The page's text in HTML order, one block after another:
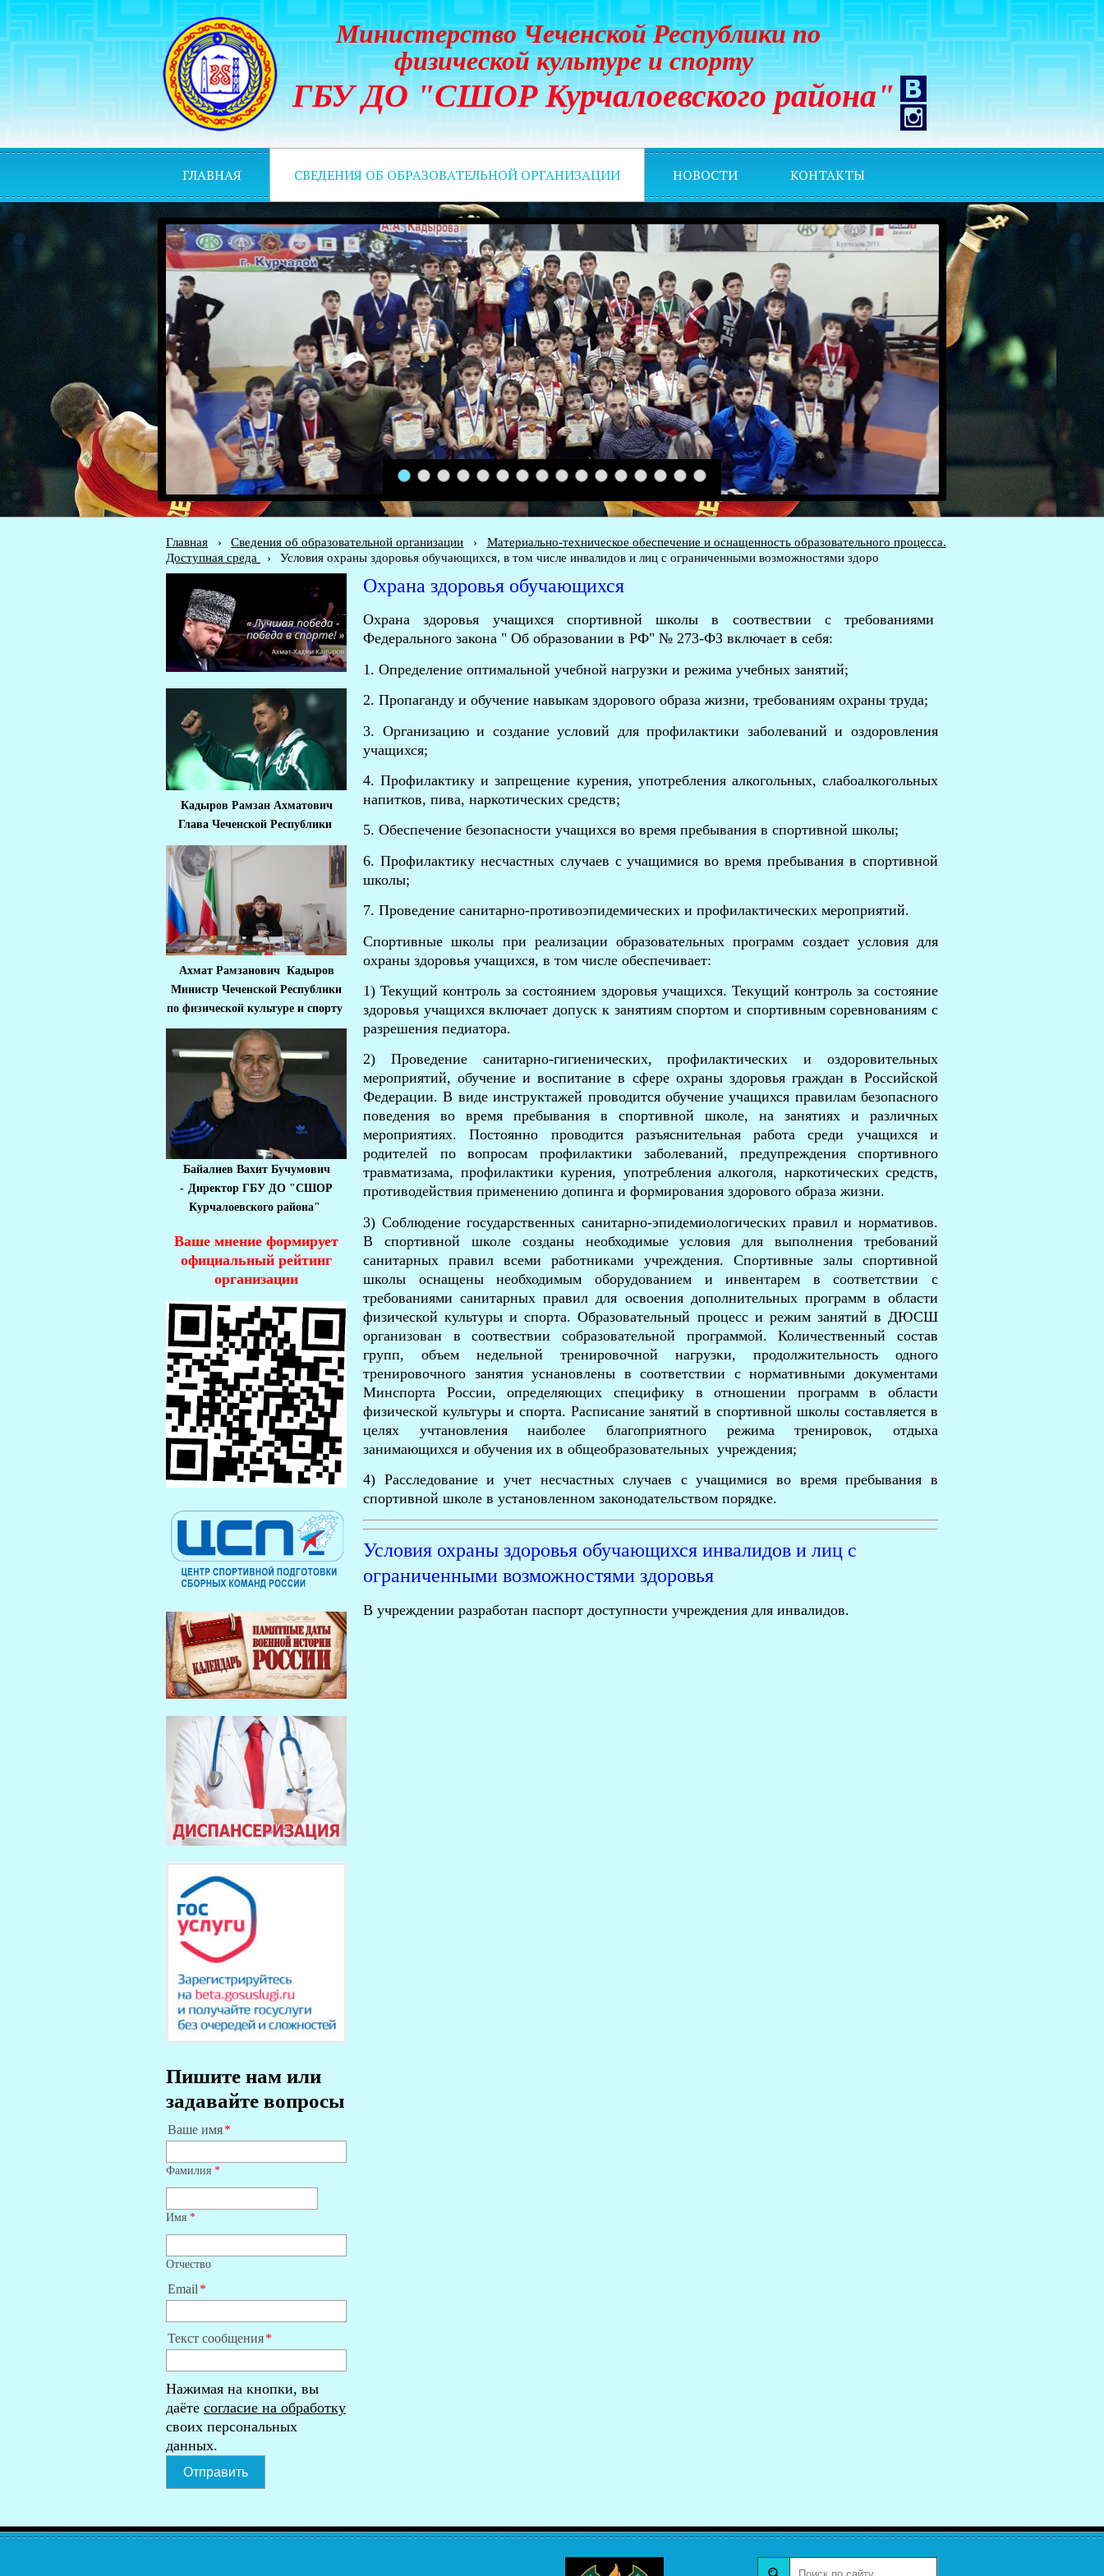
Министерство Чеченской Республики по
ГБУ ДО "СШОР Курчалоевского района"
физической культуре и спорту
ГЛАВНАЯ СВЕДЕНИЯ ОБ ОБРАЗОВАТЕЛЬНОЙ ОРГАНИЗАЦИИ НОВОСТИ КОНТАКТЫ
1 2 3 4 5 6 7 8 9 10 11 12 13 14 15 16
Главная › Сведения об образовательной организации ›
Материально-техническое обеспечение и оснащенность образовательного процесса.
Доступная среда
› Условия охраны здоровья обучающихся, в том числе инвалидов и лиц с ограниченными возможностями здоро
Кадыров Рамзан Ахматович
Глава Чеченской Республики
Ахмат Рамзанович Кадыров
Министр Чеченской Республики
по физической культуре и спорту
Байалиев Вахит Бучумович
- Директор ГБУ ДО "СШОР
Курчалоевского района"
Ваше мнение формирует
официальный рейтинг
организации
Пишите нам или
задавайте вопросы
Ваше имя
Фамилия *
Имя *
Отчество
Email
Текст сообщения
Нажимая на кнопки, вы
даёте согласие на обработку
своих персональных
данных.
Отправить
Охрана здоровья обучающихся
Охрана здоровья учащихся спортивной школы в соотвествии с требованиями
Федерального закона " Об образовании в РФ" № 273-ФЗ включает в себя:
1. Определение оптимальной учебной нагрузки и режима учебных занятий;
2. Пропаганду и обучение навыкам здорового образа жизни, требованиям охраны труда;
3. Организацию и создание условий для профилактики заболеваний и оздоровления
учащихся;
4. Профилактику и запрещение курения, употребления алкогольных, слабоалкогольных
напитков, пива, наркотических средств;
5. Обеспечение безопасности учащихся во время пребывания в спортивной школы;
6. Профилактику несчастных случаев с учащимися во время пребывания в спортивной
школы;
7. Проведение санитарно-противоэпидемических и профилактических мероприятий.
Спортивные школы при реализации образовательных программ создает условия для
охраны здоровья учащихся, в том числе обеспечивает:
1) Текущий контроль за состоянием здоровья учащихся. Текущий контроль за состояние
здоровья учащихся включает допуск к занятиям спортом и спортивным соревнованиям с
разрешения педиатора.
2) Проведение санитарно-гигиенических, профилактических и оздоровительных
мероприятий, обучение и воспитание в сфере охраны здоровья граждан в Российской
Федерации. В виде инструктажей проводится обучение учащихся правилам безопасного
поведения во время пребывания в спортивной школе, на занятиях и различных
мероприятиях. Постоянно проводится разъяснительная работа среди учащихся и
родителей по вопросам профилактики заболеваний, предупреждения спортивного
травматизама, профилактики курения, употребления алкоголя, наркотических средств,
противодействия применению допинга и формирования здорового образа жизни.
3) Соблюдение государственных санитарно-эпидемиологических правил и нормативов.
В спортивной школесозданы необходимые условия для выполнения требований
санитарных правил всеми работниками учреждения. Спортивные залы спортивной
школы оснащены необходимым оборудованием и инвентарем в соответствии с
требованиями санитарных правил для освоения дополнительных программ в области
физической культуры и спорта. Образовательный процесс и режим занятий в ДЮСШ
организован в соотвествии собразовательной программой. Количественный состав
групп, объем недельной тренировочной нагрузки, продолжительность одного
тренировочного занятия уснановлены в соответствии с нормативными документами
Минспорта России, определяющих специфику в отношении программ в области
физической культуры и спорта. Расписание занятий вспортивной школы составляется в
целях учтановления наиболее благоприятного режима тренировок, отдыха
занимающихся и обучения их в общеобразовательных учреждения;
4) Расследование и учет несчастных случаев с учащимися во время пребывания в
спортивной школе в установленном законодательством порядке.
Условия охраны здоровья обучающихся инвалидов и лиц с
ограниченными возможностями здоровья
В учреждении разработан паспорт доступности учреждения для инвалидов.